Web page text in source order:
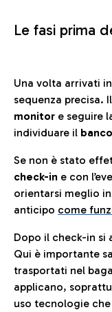
Le fasi prima
Una volta arrivati
sequenza precisa.
monitor e seguire
individuare il
Se non è stato
check-in e con
orientarsi meglio
anticipo come
Dopo il check-in si
Qui è importante
trasportati nel
applicano,
uso tecnologie